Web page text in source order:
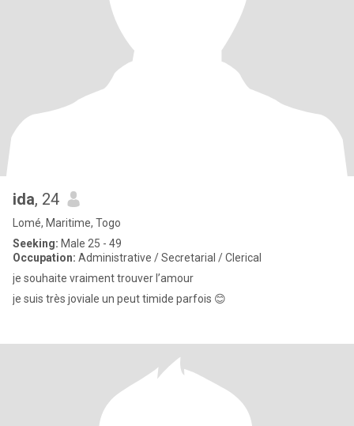
ida, 24
Lomé, Maritime, Togo
Seeking: Male 25 - 49
Occupation: Administrative / Secretarial / Clerical
je souhaite vraiment trouver l’amour
je suis très joviale un peut timide parfois 😊